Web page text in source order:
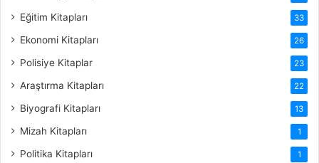
Eğitim Kitapları 33
Ekonomi Kitapları 26
Polisiye Kitaplar 23
Araştırma Kitapları 22
Biyografi Kitapları 13
Mizah Kitapları 1
Politika Kitapları 1